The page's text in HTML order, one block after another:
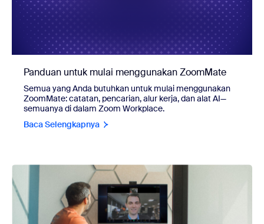
Panduan untuk mulai menggunakan ZoomMate
Semua yang Anda butuhkan untuk mulai menggunakan
ZoomMate: catatan, pencarian, alur kerja, dan alat AI—
semuanya di dalam Zoom Workplace.
Baca Selengkapnya